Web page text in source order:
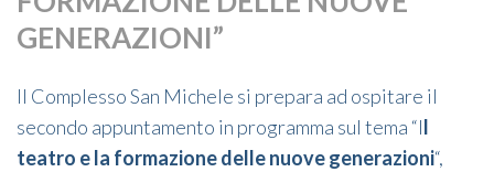
GENERAZIONI”
Il Complesso San Michele si prepara ad ospitare il
secondo appuntamento in programma sul tema “Il
teatro e la formazione delle nuove generazioni“,